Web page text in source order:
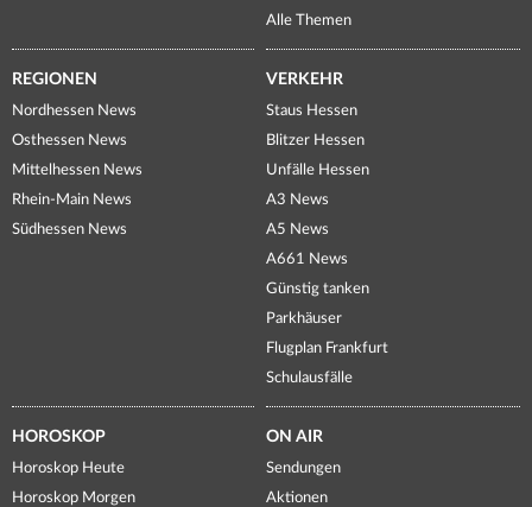
Alle Themen
REGIONEN
Nordhessen News
Osthessen News
Mittelhessen News
Rhein-Main News
Südhessen News
VERKEHR
Staus Hessen
Blitzer Hessen
Unfälle Hessen
A3 News
A5 News
A661 News
Günstig tanken
Parkhäuser
Flugplan Frankfurt
Schulausfälle
HOROSKOP
Horoskop Heute
Horoskop Morgen
ON AIR
Sendungen
Aktionen